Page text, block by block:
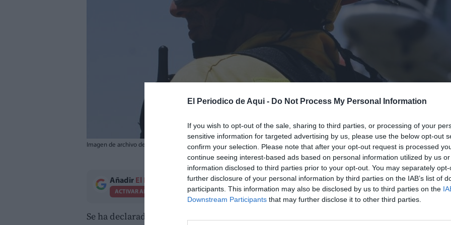
El Periodico de Aqui - Do Not Process My Personal Information
If you wish to opt-out of the sale, sharing to third parties, or processing of your
sensitive information for targeted advertising by us, please use the below opt-out
confirm your selection. Please note that after your opt-out request is processed
continue seeing interest-based ads based on personal information utilized by us
information disclosed to third parties prior to your opt-out. You may separately
further disclosure of your personal information by third parties on the IAB’s list of
participants. This information may also be disclosed by us to third parties on the
Downstream Participants that may further disclose it to other third parties.
Imagen de archivo de un efectivo de bomberos forestales de la Generalitat durante un incendio. //GVA
Añadir El Periodico de Aquícomo fuente preferida de Google de forma gratuita.
ACTIVAR AHORA
Se ha declarado un incendio forestal este lunes a primera hora de la tarde en